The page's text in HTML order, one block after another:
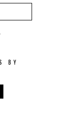
BY